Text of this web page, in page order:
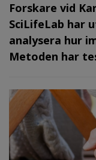
Forskare vid
SciLifeLab har
analysera hur
Metoden har